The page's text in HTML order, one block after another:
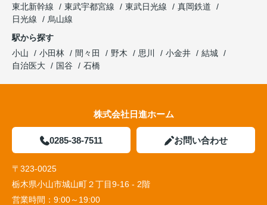
東北新幹線
東武宇都宮線 東武日光線
真岡鉄道
日光線
烏山線
駅から探す
小山
小田林 間々田 野木 思川 小金井
結城
自治医大
国谷 石橋
株式会社日進ホーム
0285-38-7511 お問い合わせ
〒323-0025
栃木県小山市城山町２丁目9-16 - 2階
営業時間： 9:00～19:00